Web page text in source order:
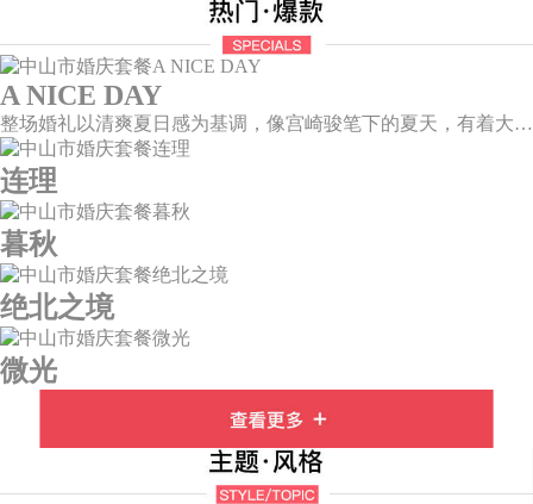
A NICE DAY
整场婚礼以清爽夏日感为基调，像宫崎骏笔下的夏天，有着大朵大朵像棉花糖似的白云，有蔚蓝蔚蓝的天空和青绿青绿的草地，有着童话世界里干净纯洁的美好，有着日系画风下的治愈感。
连理
暮秋
绝北之境
微光